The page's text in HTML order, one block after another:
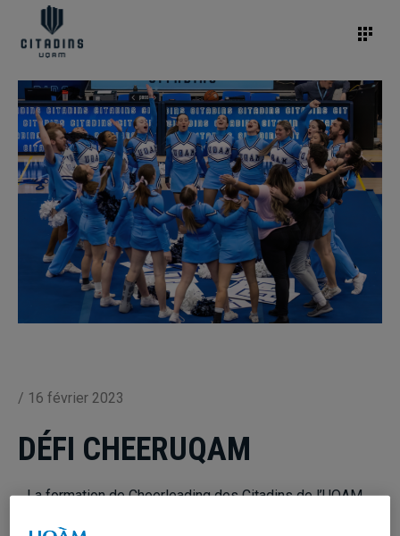
/ 16 février 2023
DÉFI CHEERUQAM
La formation de Cheerleading des Citadins de l’UQAM